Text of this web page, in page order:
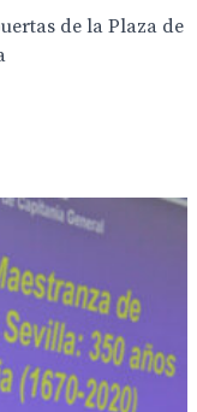
de la Plaza de